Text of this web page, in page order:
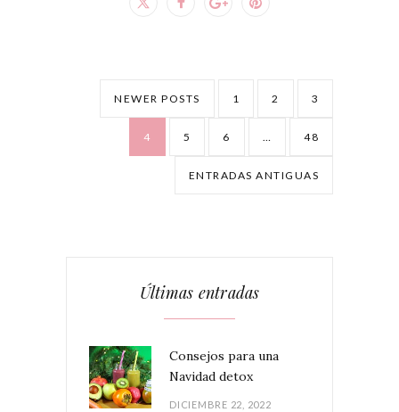
NEWER POSTS 1 2 3
4 5 6 … 48
ENTRADAS ANTIGUAS
Últimas entradas
Consejos para una
Navidad detox
DICIEMBRE 22, 2022